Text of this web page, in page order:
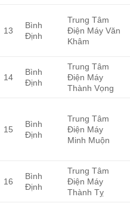
13
Bình
Định
Trung Tâm
Điện Máy Văn
Khâm
14
Bình
Định
Trung Tâm
Điện Máy
Thành Vọng
15
Bình
Định
Trung Tâm
Điện Máy
Minh Muộn
16
Bình
Định
Trung Tâm
Điện Máy
Thành Tỵ